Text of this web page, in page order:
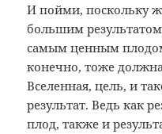
И пойми, поскольку
большим
самым ценным
конечно, тоже
Вселенная, цель, и
результат. Ведь как
плод, также и